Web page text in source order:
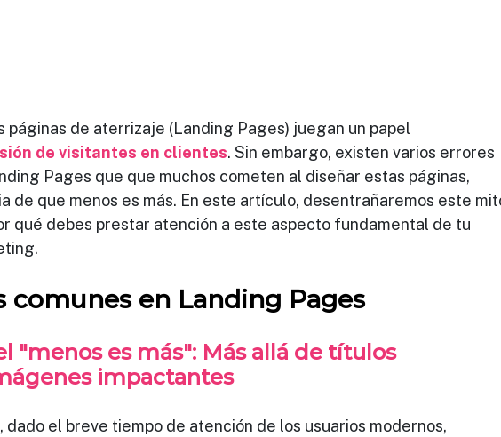
páginas de aterrizaje (Landing Pages) juegan un papel
de visitantes en clientes. Sin embargo, existen varios errores
Pages que que muchos cometen al diseñar estas páginas,
de que menos es más. En este artículo, desentrañaremos este
qué debes prestar atención a este aspecto fundamental de tu
comunes en Landing Pages
"menos es más": Más allá de títulos
impactantes
dado el breve tiempo de atención de los usuarios modernos,